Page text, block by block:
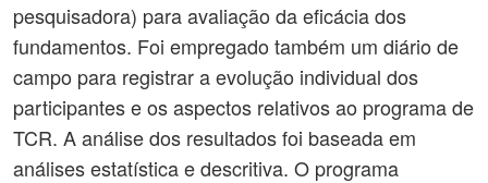
pesquisadora) para avaliação da eficácia dos
fundamentos. Foi empregado também um diário de
campo para registrar a evolução individual dos
participantes e os aspectos relativos ao programa de
TCR. A análise dos resultados foi baseada em
análises estatística e descritiva. O programa